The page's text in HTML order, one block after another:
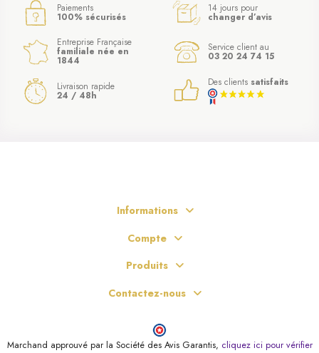
Paiements
100% sécurisés
14 jours pour
changer d’avis
Entreprise Française
familiale née en
1844
Service client au
03 20 24 74 15
Livraison rapide
24 / 48h
Des clients satisfaits
Informations
Compte
Produits
Contactez-nous
Marchand approuvé par la Société des Avis Garantis, cliquez ici pour vérifier